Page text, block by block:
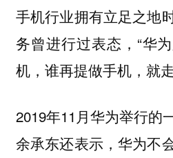
手机行业拥有立足之地
务曾进行过表态，“华
机，谁再提做手机，就走
2019年11月华为举行的
余承东还表示，华为不